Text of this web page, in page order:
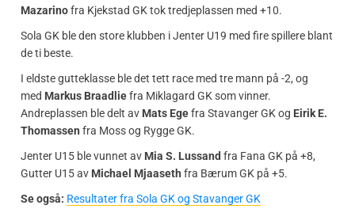
Mazarinofra Kjekstad GK tok tredjeplassen med +10.
Sola GK ble den store klubben i Jenter U19 med fire spillere blant
de ti beste.
I eldste gutteklasse ble det tett race med tre mann på -2, og
med Markus Braadliefra Miklagard GK som vinner.
Andreplassen ble delt av Mats Egefra Stavanger GK og Eirik E.
Thomassen fra Moss og Rygge GK.
Jenter U15 ble vunnet av Mia S. Lussand fra Fana GK på +8,
Gutter U15 av Michael Mjaaseth fra Bærum GK på +5.
Se også: Resultater fra Sola GK og Stavanger GK